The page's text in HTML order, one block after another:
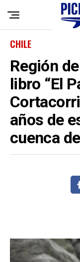
CHILE
Región
libro “El
años de
cuenca